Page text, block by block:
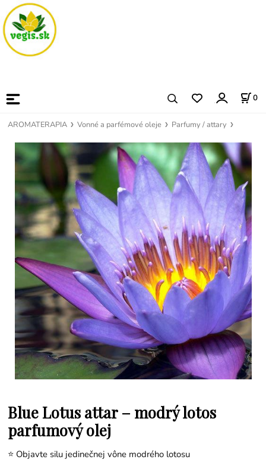
0
AROMATERAPIA Vonné a parfémové oleje Parfumy / attary
Blue Lotus attar – modrý lotos
parfumový olej
⭐ Objavte silu jedinečnej vône modrého lotosu